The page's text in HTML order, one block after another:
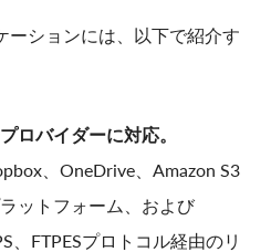
ーションには、以下で紹介す
ロバイダーに対応。
、OneDrive、Amazon S3
ットフォーム、および
、FTPESプロトコル経由のリ